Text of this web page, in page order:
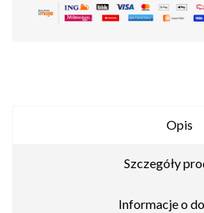
Opis
Szczegóły
Informacje o